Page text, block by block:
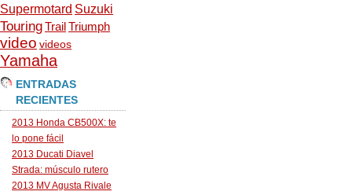
Supermotard Suzuki
TouringTrailTriumph
video videos
Yamaha
ENTRADAS
RECIENTES
2013 Honda CB500X: te
lo pone fácil
2013 Ducati Diavel
Strada: músculo rutero
2013 MV Agusta Rivale